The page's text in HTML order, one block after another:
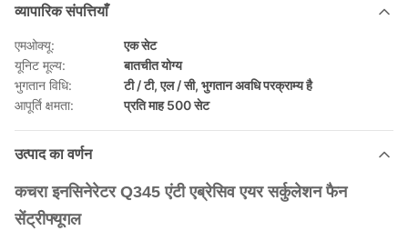
व्यापारिक संपत्तियाँ
एमओक्यू:
एक सेट
यूनिट मूल्य:
बातचीत योग्य
भुगतान विधि:
टी / टी, एल / सी, भुगतान अवधि परक्राम्य है
आपूर्ति क्षमता:
प्रति माह 500 सेट
उत्पाद का वर्णन
कचरा इनसिनेरेटर Q345 एंटी एब्रेसिव एयर सर्कुलेशन फैन
सेंट्रीफ्यूगल